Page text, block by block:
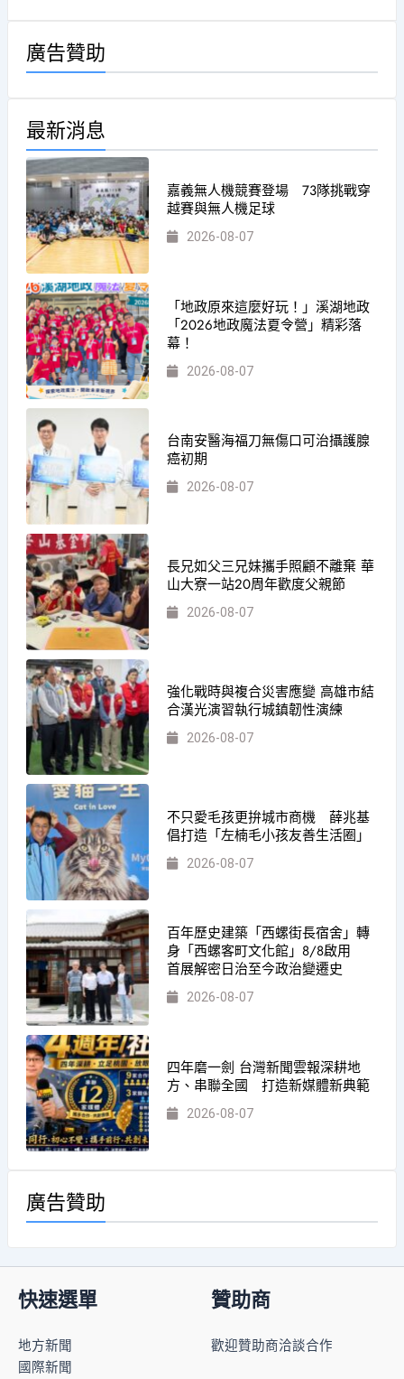
廣告贊助
最新消息
嘉義無人機競賽登場 73隊挑戰穿
越賽與無人機足球
2026-08-07
「地政原來這麼好玩！」溪湖地政
「2026地政魔法夏令營」精彩落
幕！
2026-08-07
台南安醫海福刀無傷口可治攝護腺
癌初期
2026-08-07
長兄如父三兄妹攜手照顧不離棄 華
山大寮一站20周年歡度父親節
2026-08-07
強化戰時與複合災害應變 高雄市結
合漢光演習執行城鎮韌性演練
2026-08-07
不只愛毛孩更拚城市商機 薛兆基
倡打造「左楠毛小孩友善生活圈」
2026-08-07
百年歷史建築「西螺街長宿舍」轉
身「西螺客町文化館」8/8啟用
首展解密日治至今政治變遷史
2026-08-07
四年磨一劍 台灣新聞雲報深耕地
方、串聯全國 打造新媒體新典範
2026-08-07
廣告贊助
快速選單
地方新聞
國際新聞
贊助商
歡迎贊助商洽談合作